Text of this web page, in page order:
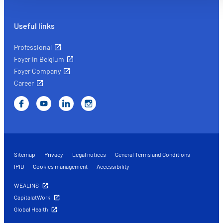
comprenant comment vous arrivez sur notre site.
les performances. Partager des informations avec les
sociaux utilisés et vous permettre de visualiser du contenu
hébergé sur un site externe.
Useful links
Professional
Foyer in Belgium
Foyer Company
Career
Sitemap Privacy Legal notices
General Terms and Conditions
IPID
Cookies management Accessibility
WEALINS
CapitalatWork
Global Health